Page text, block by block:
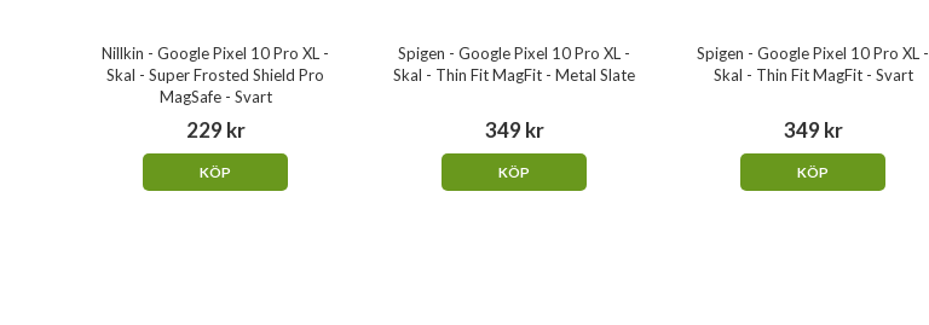
Nillkin - Google Pixel 10 Pro XL -
Skal - Super Frosted Shield Pro
MagSafe - Svart
229 kr
KÖP
Spigen - Google Pixel 10 Pro XL -
Skal - Thin Fit MagFit - Metal Slate
349 kr
KÖP
Spigen - Google Pixel 10 Pro XL -
Skal - Thin Fit MagFit - Svart
349 kr
KÖP